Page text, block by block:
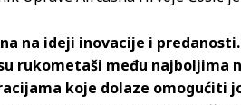
na ideji inovacije i
rukometaši među najboljima
koje dolaze omogućiti